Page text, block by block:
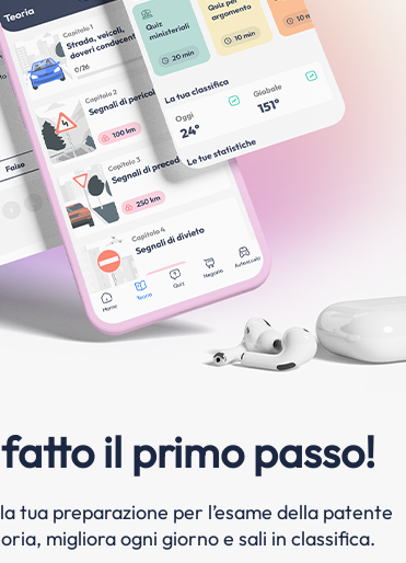
il primo passo!
tua preparazione per l’esame della patente
migliora ogni giorno e sali in classifica.